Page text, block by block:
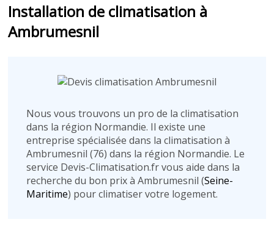
Installation de climatisation à
Ambrumesnil
Nous vous trouvons un pro de la climatisation
dans la région Normandie. Il existe une
entreprise spécialisée dans la climatisation à
Ambrumesnil (76) dans la région Normandie. Le
service Devis-Climatisation.fr vous aide dans la
recherche du bon prix à Ambrumesnil (Seine-
Maritime) pour climatiser votre logement.